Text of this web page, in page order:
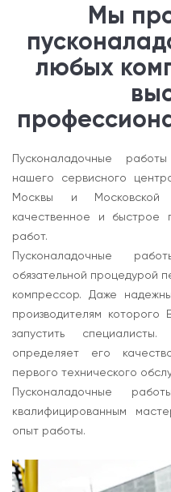
Мы
любых
Пусконаладочные
нашего сервисного
Москвы и Московской
качественное и быстрое
работ.
Пусконаладочные
обязательной процедурой
компрессор. Даже
производителям
запустить
определяет его
первого технического
Пусконаладочные
квалифицированным
опыт работы.